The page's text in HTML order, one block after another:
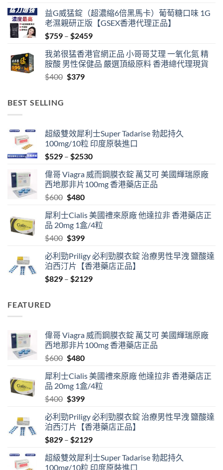
益G威猛錠（超濃縮6倍黑馬卡）葡萄糖口味 1G
老濕親研正版【GSEX香港代理正品】
$759 – $2459Price
$759
through
我弟很猛香港官網正品 小哥哥艾理 一氧化氮 精
胺酸 男性保健品 嚴選頂級原料 香港總代理現貨
$400 Original
$379Current
BEST SELLING
超級雙效犀利士Super Tadarise 勃起持久
100mg/10粒 印度原裝進口
$529 – $2530Price
$529
through
偉哥 Viagra 威而鋼膜衣錠 萬艾可 美國輝瑞原廠
西地那非片100mg 香港藥店正品
$600 Original
was:
$600.
$480Current
is:
$480.
犀利士Cialis 美國禮來原廠 他達拉非 香港藥店正
品 20mg 1盒/4粒
$400 Original
was:
$400.
$399Current
is:
$399.
必利勁Priligy 必利勁膜衣錠 治療男性早洩 鹽酸達
泊西汀片【香港藥店正品】
$829 – $2129Price
FEATURED
偉哥 Viagra 威而鋼膜衣錠 萬艾可 美國輝瑞原廠
西地那非片100mg 香港藥店正品
$600 Original
was:
$600.
$480Current
is:
$480.
犀利士Cialis 美國禮來原廠 他達拉非 香港藥店正
品 20mg 1盒/4粒
$400 Original
was:
$400.
$399Current
is:
$399.
必利勁Priligy 必利勁膜衣錠 治療男性早洩 鹽酸達
泊西汀片【香港藥店正品】
$829 – $2129Price
$829
超級雙效犀利士Super Tadarise 勃起持久
100mg/10粒 印度原裝進口